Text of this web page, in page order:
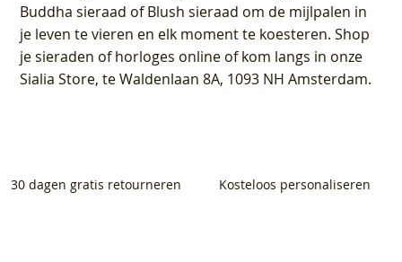
Buddha sieraad of Blush sieraad om de mijlpalen in
je leven te vieren en elk moment te koesteren. Shop
je sieraden of horloges online of kom langs in onze
Sialia Store, te Waldenlaan 8A, 1093 NH Amsterdam.
30 dagen gratis retourneren Kosteloos personaliseren